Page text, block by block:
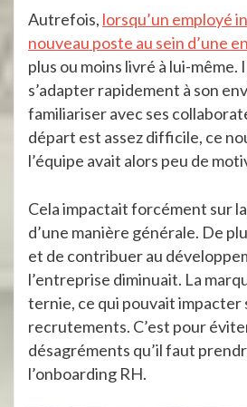
Autrefois, lorsqu’un employé
nouveau poste au sein d’une
plus ou moins livré à lui-même.
s’adapter rapidement à son
familiariser avec ses
départ est assez difficile, ce
l’équipe avait alors peu de
Cela impactait forcément sur
d’une manière générale. De
et de contribuer au
l’entreprise diminuait. La
ternie, ce qui pouvait impacter
recrutements. C’est pour
désagréments qu’il faut
l’onboarding RH.